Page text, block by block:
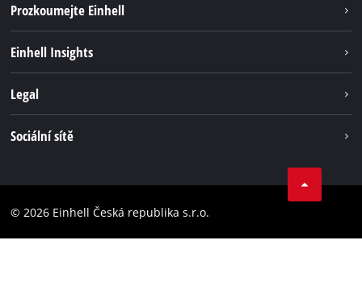
Prozkoumejte Einhell
Systém akumulátorů
Einhell Insights
Legal
Prohlášení o přístupnosti
Sociální sítě
Instagram
© 2026 Einhell Česká republika s.r.o.